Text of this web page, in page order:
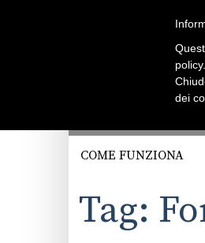
COME FUNZIONA
Tag:
dei